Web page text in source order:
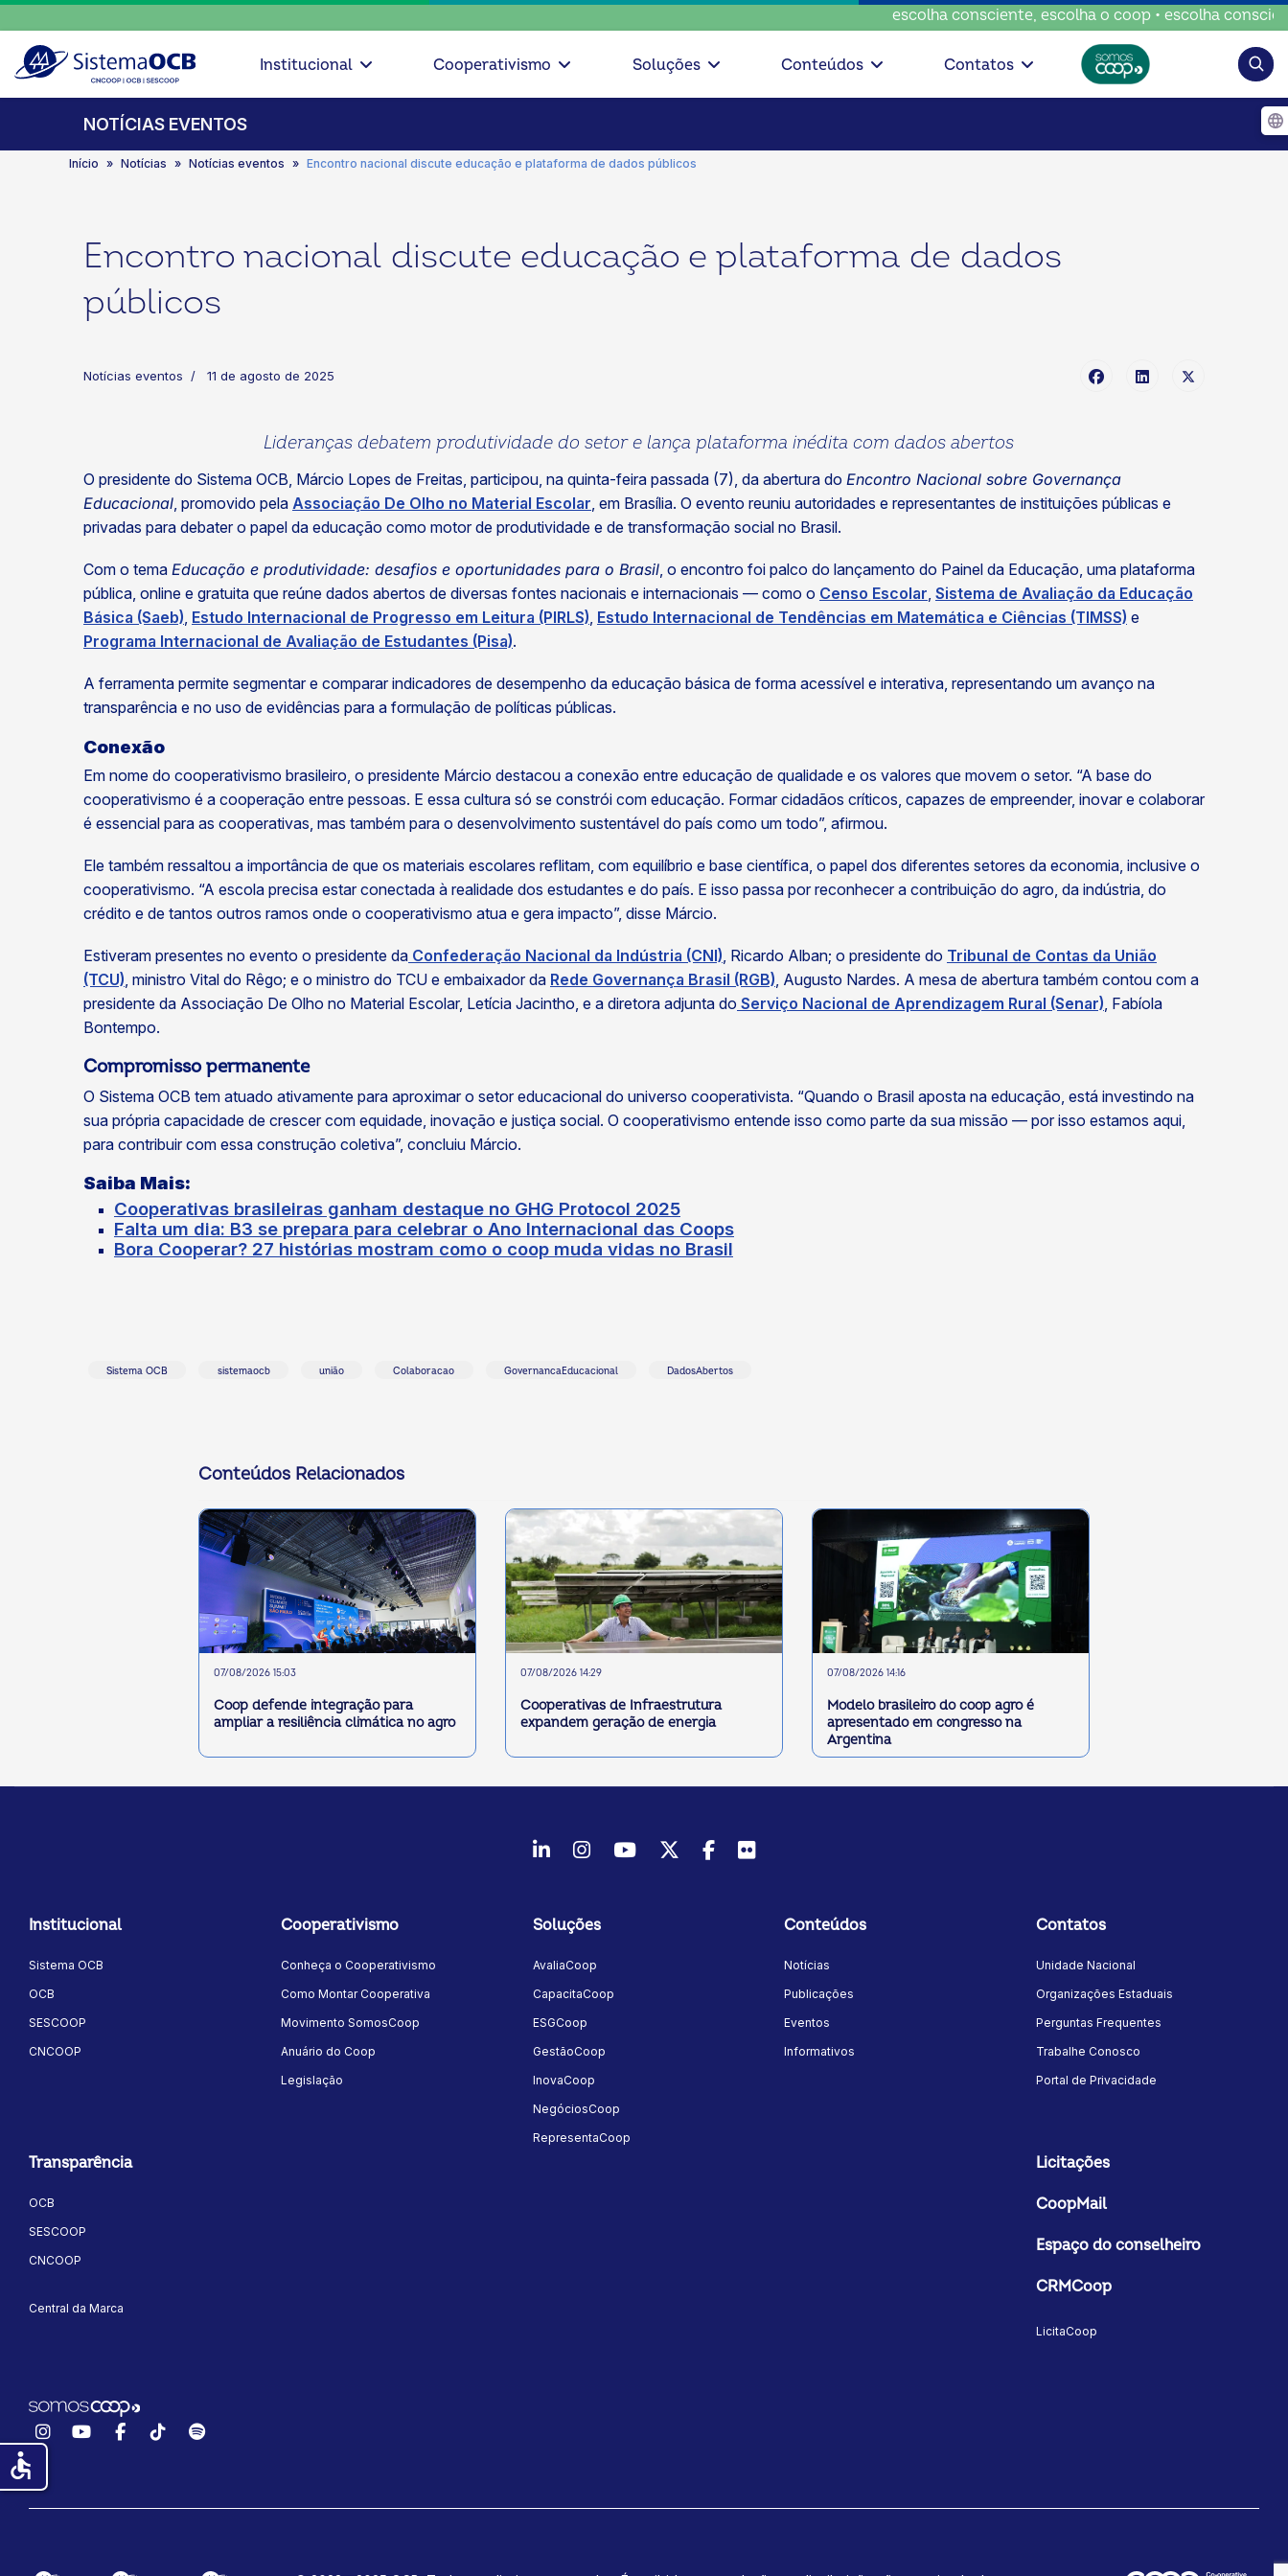
escolha consciente, escolha o coop • escolha consciente,
Institucional Cooperativismo Soluções Conteúdos Contatos
NOTÍCIAS EVENTOS
Início Notícias Notícias eventos Encontro nacional discute educação e plataforma de dados públicos
Encontro nacional discute educação e plataforma de dados
públicos
Notícias eventos 11 de agosto de 2025
Lideranças debatem produtividade do setor e lança plataforma inédita com dados abertos
O presidente do Sistema OCB, Márcio Lopes de Freitas, participou, na quinta-feira passada (7), da abertura do Encontro Nacional sobre Governança
Educacional, promovido pela Associação De Olho no Material Escolar, em Brasília. O evento reuniu autoridades e representantes de instituições públicas e
privadas para debater o papel da educação como motor de produtividade e de transformação social no Brasil.
Com o tema Educação e produtividade: desafios e oportunidades para o Brasil, o encontro foi palco do lançamento do Painel da Educação, uma plataforma
pública, online e gratuita que reúne dados abertos de diversas fontes nacionais e internacionais — como o Censo Escolar, Sistema de Avaliação da Educação
Básica (Saeb), Estudo Internacional de Progresso em Leitura (PIRLS), Estudo Internacional de Tendências em Matemática e Ciências (TIMSS) e
Programa Internacional de Avaliação de Estudantes (Pisa).
A ferramenta permite segmentar e comparar indicadores de desempenho da educação básica de forma acessível e interativa, representando um avanço na
transparência e no uso de evidências para a formulação de políticas públicas.
Conexão
Em nome do cooperativismo brasileiro, o presidente Márcio destacou a conexão entre educação de qualidade e os valores que movem o setor. “A base do
cooperativismo é a cooperação entre pessoas. E essa cultura só se constrói com educação. Formar cidadãos críticos, capazes de empreender, inovar e colaborar
é essencial para as cooperativas, mas também para o desenvolvimento sustentável do país como um todo”, afirmou.
Ele também ressaltou a importância de que os materiais escolares reflitam, com equilíbrio e base científica, o papel dos diferentes setores da economia, inclusive o
cooperativismo. “A escola precisa estar conectada à realidade dos estudantes e do país. E isso passa por reconhecer a contribuição do agro, da indústria, do
crédito e de tantos outros ramos onde o cooperativismo atua e gera impacto”, disse Márcio.
Estiveram presentes no evento o presidente da Confederação Nacional da Indústria (CNI) , Ricardo Alban; o presidente do Tribunal de Contas da União
(TCU) , ministro Vital do Rêgo; e o ministro do TCU e embaixador da Rede Governança Brasil (RGB) , Augusto Nardes. A mesa de abertura também contou com a
presidente da Associação De Olho no Material Escolar, Letícia Jacintho, e a diretora adjunta do Serviço Nacional de Aprendizagem Rural (Senar) , Fabíola
Bontempo.
Compromisso permanente
O Sistema OCB tem atuado ativamente para aproximar o setor educacional do universo cooperativista. “Quando o Brasil aposta na educação, está investindo na
sua própria capacidade de crescer com equidade, inovação e justiça social. O cooperativismo entende isso como parte da sua missão — por isso estamos aqui,
para contribuir com essa construção coletiva”, concluiu Márcio.
Saiba Mais:
Cooperativas brasileiras ganham destaque no GHG Protocol 2025
Falta um dia: B3 se prepara para celebrar o Ano Internacional das Coops
Bora Cooperar? 27 histórias mostram como o coop muda vidas no Brasil
Sistema OCB sistemaocb união Colaboracao GovernancaEducacional DadosAbertos
Conteúdos Relacionados
07/08/2026 15:03
Coop defende integração para
ampliar a resiliência climática no agro
07/08/2026 14:29
Cooperativas de Infraestrutura
expandem geração de energia
07/08/2026 14:16
Modelo brasileiro do coop agro é
apresentado em congresso na
Argentina
LinkedInInstagram
YoutubeTwitter/X
Facebook
Flickr
Institucional
Sistema OCB
OCB
SESCOOP
CNCOOP
Cooperativismo
Conheça o Cooperativismo
Como Montar Cooperativa
Movimento SomosCoop
Anuário do Coop
Legislação
Soluções
AvaliaCoop
CapacitaCoop
ESGCoop
GestãoCoop
InovaCoop
NegóciosCoop
RepresentaCoop
Conteúdos
Notícias
Publicações
Eventos
Informativos
Contatos
Unidade Nacional
Organizações Estaduais
Perguntas Frequentes
Trabalhe Conosco
Portal de Privacidade
Transparência
OCB
SESCOOP
CNCOOP
Central da Marca
Licitações
CoopMail
Espaço do conselheiro
CRMCoop
LicitaCoop
InstagramYouTubeFacebook
TikTokSpotify
accessible